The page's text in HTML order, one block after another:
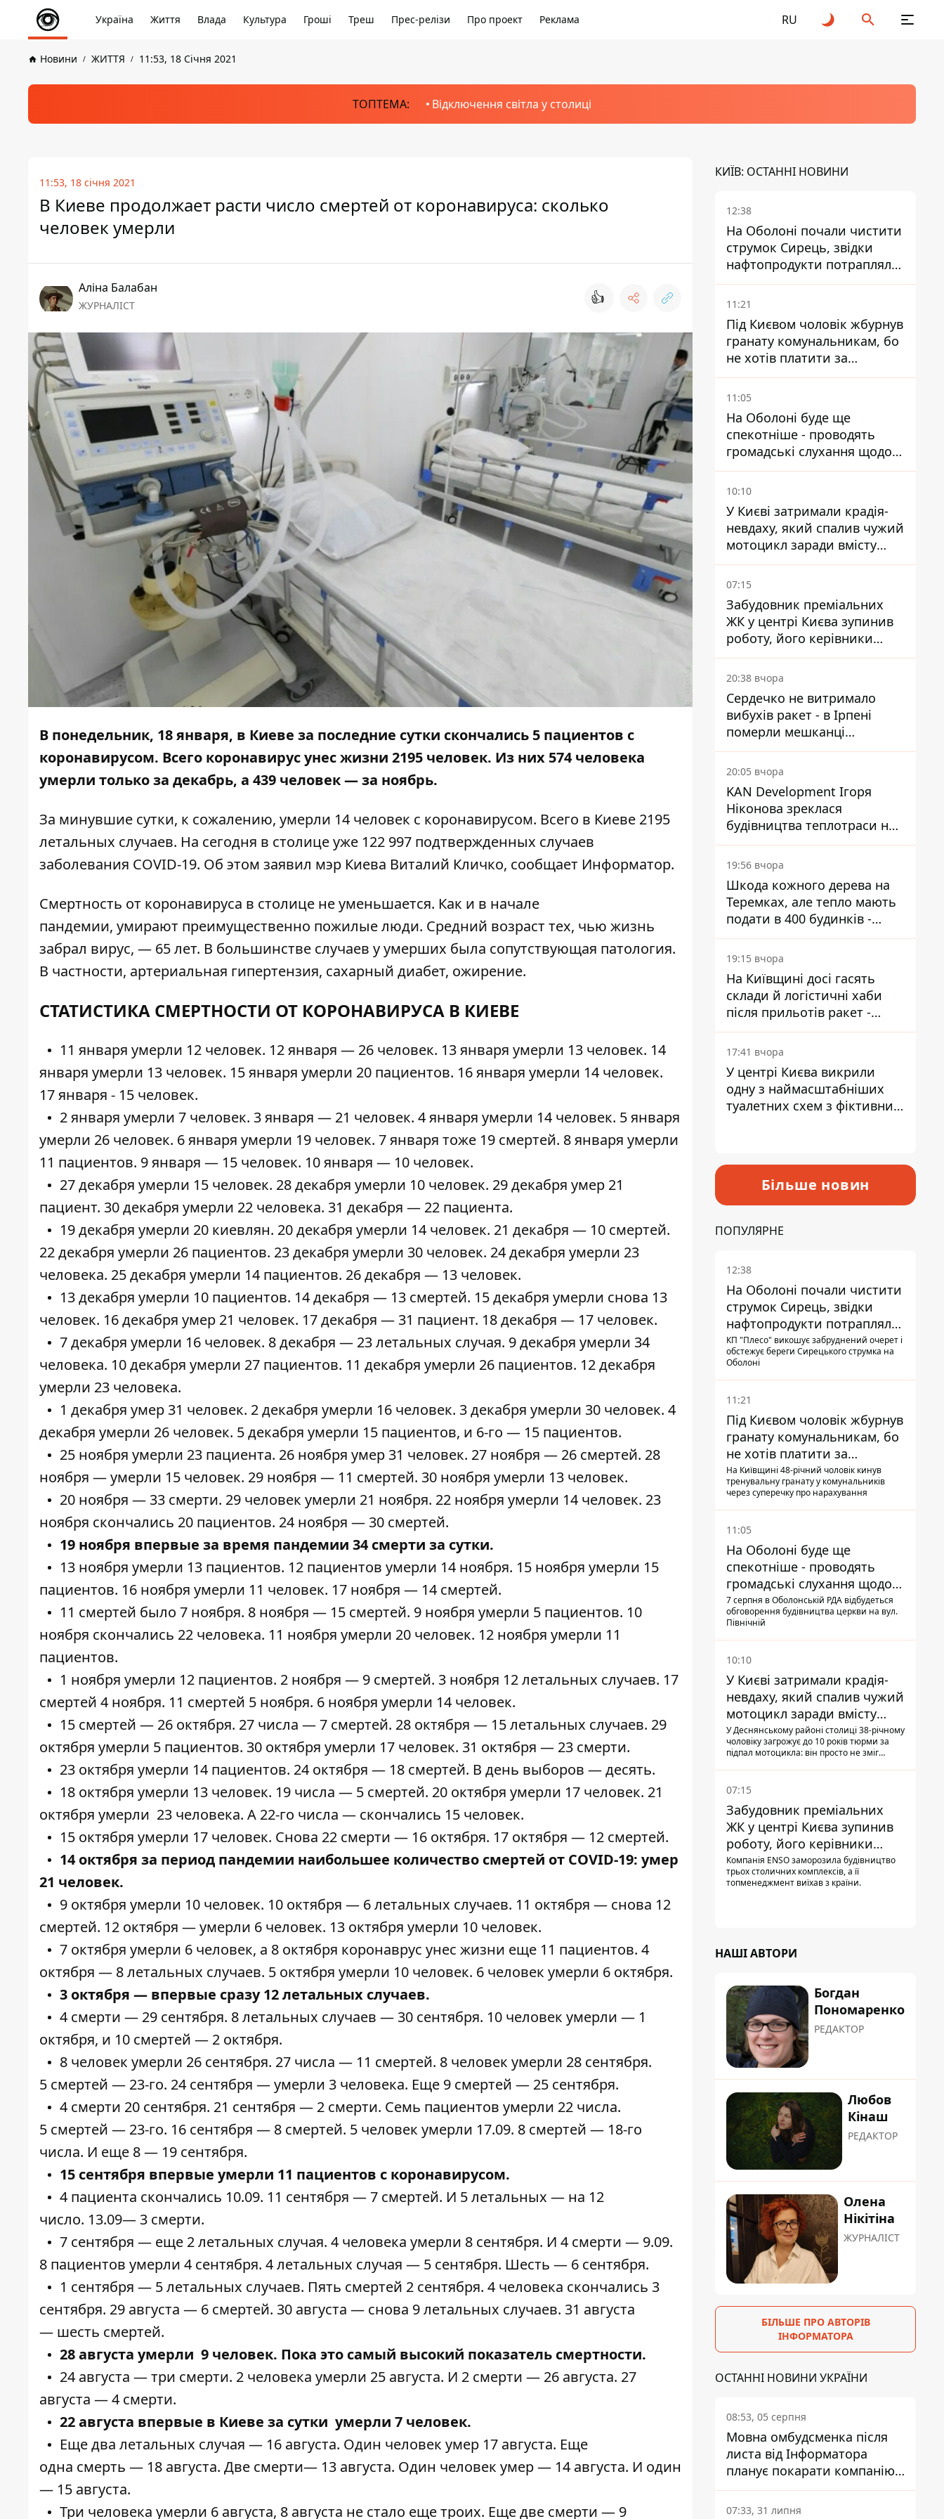
Україна Життя Влада Культура Гроші Треш Прес-релізи Про проект Реклама RU
Новини ЖИТТЯ 11:53, 18 Січня 2021
ТОПТЕМА: Відключення світла у столиці
11:53, 18 січня 2021
В Киеве продолжает расти число смертей от коронавируса: сколько
человек умерли
Аліна Балабан
ЖУРНАЛІСТ 👍
В понедельник, 18 января, в Киеве за последние сутки скончались 5 пациентов с
коронавирусом. Всего коронавирус унес жизни 2195 человек. Из них 574 человека
умерли только за декабрь, а 439 человек — за ноябрь.
За минувшие сутки, к сожалению, умерли 14 человек с коронавирусом. Всего в Киеве 2195
летальных случаев. На сегодня в столице уже 122 997 подтвержденных случаев
заболевания COVID-19. Об этом заявил мэр Киева Виталий Кличко, сообщает Информатор.
Смертность от коронавируса в столице не уменьшается. Как и в начале
пандемии, умирают преимущественно пожилые люди. Средний возраст тех, чью жизнь
забрал вирус, — 65 лет. В большинстве случаев у умерших была сопутствующая патология.
В частности, артериальная гипертензия, сахарный диабет, ожирение.
СТАТИСТИКА СМЕРТНОСТИ ОТ КОРОНАВИРУСА В КИЕВЕ
11 января умерли 12 человек. 12 января — 26 человек. 13 января умерли 13 человек. 14
января умерли 13 человек. 15 января умерли 20 пациентов. 16 января умерли 14 человек.
17 января - 15 человек.
2 января умерли 7 человек. 3 января — 21 человек. 4 января умерли 14 человек. 5 января
умерли 26 человек. 6 января умерли 19 человек. 7 января тоже 19 смертей. 8 января умерли
11 пациентов. 9 января — 15 человек. 10 января — 10 человек.
27 декабря умерли 15 человек. 28 декабря умерли 10 человек. 29 декабря умер 21
пациент. 30 декабря умерли 22 человека. 31 декабря — 22 пациента.
19 декабря умерли 20 киевлян. 20 декабря умерли 14 человек. 21 декабря — 10 смертей.
22 декабря умерли 26 пациентов. 23 декабря умерли 30 человек. 24 декабря умерли 23
человека. 25 декабря умерли 14 пациентов. 26 декабря — 13 человек.
13 декабря умерли 10 пациентов. 14 декабря — 13 смертей. 15 декабря умерли снова 13
человек. 16 декабря умер 21 человек. 17 декабря — 31 пациент. 18 декабря — 17 человек.
7 декабря умерли 16 человек. 8 декабря — 23 летальных случая. 9 декабря умерли 34
человека. 10 декабря умерли 27 пациентов. 11 декабря умерли 26 пациентов. 12 декабря
умерли 23 человека.
1 декабря умер 31 человек. 2 декабря умерли 16 человек. 3 декабря умерли 30 человек. 4
декабря умерли 26 человек. 5 декабря умерли 15 пациентов, и 6-го — 15 пациентов.
25 ноября умерли 23 пациента. 26 ноября умер 31 человек. 27 ноября — 26 смертей. 28
ноября — умерли 15 человек. 29 ноября — 11 смертей. 30 ноября умерли 13 человек.
20 ноября — 33 смерти. 29 человек умерли 21 ноября. 22 ноября умерли 14 человек. 23
ноября скончались 20 пациентов. 24 ноября — 30 смертей.
19 ноября впервые за время пандемии 34 смерти за сутки.
13 ноября умерли 13 пациентов. 12 пациентов умерли 14 ноября. 15 ноября умерли 15
пациентов. 16 ноября умерли 11 человек. 17 ноября — 14 смертей.
11 смертей было 7 ноября. 8 ноября — 15 смертей. 9 ноября умерли 5 пациентов. 10
ноября скончались 22 человека. 11 ноября умерли 20 человек. 12 ноября умерли 11
пациентов.
1 ноября умерли 12 пациентов. 2 ноября — 9 смертей. 3 ноября 12 летальных случаев. 17
смертей 4 ноября. 11 смертей 5 ноября. 6 ноября умерли 14 человек.
15 смертей — 26 октября. 27 числа — 7 смертей. 28 октября — 15 летальных случаев. 29
октября умерли 5 пациентов. 30 октября умерли 17 человек. 31 октября — 23 смерти.
23 октября умерли 14 пациентов. 24 октября — 18 смертей. В день выборов —десять.
18 октября умерли 13 человек. 19 числа — 5 смертей. 20 октября умерли 17 человек. 21
октября умерли 23 человека. А 22-го числа — скончались 15 человек.
15 октября умерли 17 человек. Снова 22 смерти — 16 октября. 17 октября — 12 смертей.
14 октября за период пандемии наибольшее количество смертей от COVID-19: умер
21 человек.
9 октября умерли 10 человек. 10 октября — 6летальных случаев. 11 октября — снова 12
смертей. 12 октября —умерли 6 человек. 13 октября умерли 10 человек.
7 октября умерли 6 человек, а 8 октября коронаврус унес жизни еще 11 пациентов. 4
октября — 8 летальных случаев. 5 октября умерли 10 человек. 6 человек умерли 6 октября.
3 октября — впервые сразу 12 летальных случаев.
4 смерти — 29 сентября. 8летальных случаев — 30 сентября. 10 человек умерли — 1
октября, и 10 смертей — 2 октября.
8 человек умерли 26 сентября. 27 числа — 11 смертей. 8 человек умерли 28 сентября.
5 смертей — 23-го. 24 сентября —умерли 3 человека. Еще 9 смертей — 25 сентября.
4 смерти 20 сентября. 21 сентября — 2 смерти. Семь пациентов умерли 22 числа.
5 смертей — 23-го. 16 сентября — 8 смертей. 5 человек умерли 17.09. 8 смертей — 18-го
числа. И еще 8— 19 сентября.
15 сентября впервые умерли 11 пациентов с коронавирусом.
4 пациента скончались 10.09. 11 сентября —7 смертей. И 5летальных — на 12
число. 13.09— 3 смерти.
7 сентября — еще 2 летальных случая. 4 человека умерли 8 сентября. И 4 смерти — 9.09.
8 пациентов умерли 4 сентября. 4 летальных случая — 5 сентября. Шесть — 6 сентября.
1 сентября — 5 летальных случаев. Пять смертей 2 сентября. 4 человека скончались 3
сентября. 29 августа — 6 смертей. 30 августа — снова 9 летальных случаев. 31 августа
— шесть смертей.
28 августа умерли 9 человек. Пока это самый высокий показатель смертности.
24 августа —три смерти. 2 человека умерли 25 августа. И 2 смерти — 26 августа. 27
августа —4 смерти.
22 августа впервые в Киеве за сутки умерли 7 человек.
Ещедва летальных случая — 16 августа. Один человек умер 17 августа. Еще
одна смерть — 18 августа. Две смерти— 13 августа. Один человек умер— 14 августа. И один
— 15 августа.
Три человека умерли 6 августа, 8 августа не стало еще троих. Еще две смерти — 9
КИЇВ: ОСТАННІ НОВИНИ
12:38
На Оболоні почали чистити
струмок Сирець, звідки
нафтопродукти потрапляли
до озер
11:21
Під Києвом чоловік жбурнув
гранату комунальникам, бо
не хотів платити за
квитанціями
11:05
На Оболоні буде ще
спекотніше - проводять
громадські слухання щодо
храму УГКЦ на Північній
10:10
У Києві затримали крадія-
невдаху, який спалив чужий
мотоцикл заради вмісту
багажника
07:15
Забудовник преміальних
ЖК у центрі Києва зупинив
роботу, його керівники
втекли з України - Bihus.info
20:38 вчора
Сердечко не витримало
вибухів ракет - в Ірпені
померли мешканці
притулку для собак з
інвалідністю
20:05 вчора
KAN Development Ігоря
Ніконова зреклася
будівництва теплотраси на
Теремках
19:56 вчора
Шкода кожного дерева на
Теремках, але тепло мають
подати в 400 будинків -
депутатка Київради
19:15 вчора
На Київщині досі гасять
склади й логістичні хаби
після прильотів ракет -
ДСНС
17:41 вчора
У центрі Києва викрили
одну з наймасштабніших
туалетних схем з фіктивним
Більше новин
ПОПУЛЯРНЕ
12:38
На Оболоні почали чистити
струмок Сирець, звідки
нафтопродукти потрапляли
до озер
КП "Плесо" викошує забруднений очерет і
обстежує береги Сирецького струмка на
Оболоні
11:21
Під Києвом чоловік жбурнув
гранату комунальникам, бо
не хотів платити за
квитанціями
На Київщині 48-річний чоловік кинув
тренувальну гранату у комунальників
через суперечку про нарахування
11:05
На Оболоні буде ще
спекотніше - проводять
громадські слухання щодо
храму УГКЦ на Північній
7 серпня в Оболонській РДА відбудеться
обговорення будівництва церкви на вул.
Північній
10:10
У Києві затримали крадія-
невдаху, який спалив чужий
мотоцикл заради вмісту
багажника
У Деснянському районі столиці 38-річному
чоловіку загрожує до 10 років тюрми за
підпал мотоцикла: він просто не зміг
07:15
Забудовник преміальних
ЖК у центрі Києва зупинив
роботу, його керівники
втекли з України - Bihus.info
Компанія ENSO заморозила будівництво
трьох столичних комплексів, а її
топменеджмент виїхав з країни.
НАШІ АВТОРИ
Богдан
Пономаренко
РЕДАКТОР
Любов
Кінаш
РЕДАКТОР
Олена
Нікітіна
ЖУРНАЛІСТ
БІЛЬШЕ ПРО АВТОРІВ
ІНФОРМАТОРА
ОСТАННІ НОВИНИ УКРАЇНИ
08:53, 05 серпня
Мовна омбудсменка після
листа від Інформатора
планує покарати компанію-
підрядника ПриватБанку
07:33, 31 липня